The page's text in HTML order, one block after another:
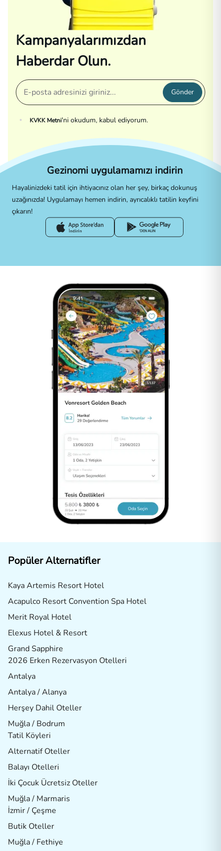
Kampanyalarımızdan
Haberdar Olun.
Gönder
KVKK Metni'ni okudum, kabul ediyorum.
Gezinomi uygulamamızı indirin
Hayalinizdeki tatil için ihtiyacınız olan her şey, birkaç dokunuş
uzağınızda! Uygulamayı hemen indirin, ayrıcalıklı tatilin keyfini
çıkarın!
Popüler Alternatifler
Kaya Artemis Resort Hotel
Acapulco Resort Convention Spa Hotel
Merit Royal Hotel
Elexus Hotel & Resort
Grand Sapphire
2026 Erken Rezervasyon Otelleri
Antalya
Antalya / Alanya
Herşey Dahil Oteller
Muğla / Bodrum
Tatil Köyleri
Alternatif Oteller
Balayı Otelleri
İki Çocuk Ücretsiz Oteller
Muğla / Marmaris
İzmir / Çeşme
Butik Oteller
Muğla / Fethiye